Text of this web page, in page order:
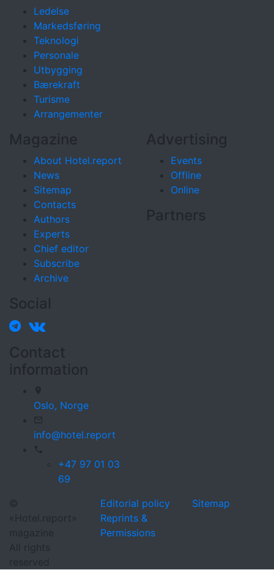
Ledelse
Markedsføring
Teknologi
Personale
Utbygging
Bærekraft
Turisme
Arrangementer
Magazine
About Hotel.report
News
Sitemap
Contacts
Authors
Experts
Chief editor
Subscribe
Archive
Advertising
Events
Offline
Online
Partners
Social
Contact
information
Oslo, Norge
info@hotel.report
+47 97 01 03
69
©
«Hotel.report»
magazine
All rights
reserved
Editorial policy
Reprints &
Permissions
Sitemap